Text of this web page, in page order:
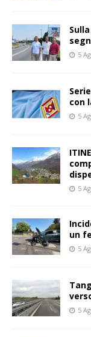
5
con
5
5
un
5
5